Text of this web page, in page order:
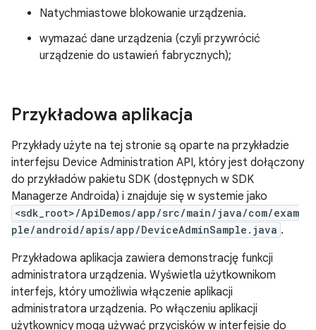
Natychmiastowe blokowanie urządzenia.
wymazać dane urządzenia (czyli przywrócić
urządzenie do ustawień fabrycznych);
Przykładowa aplikacja
Przykłady użyte na tej stronie są oparte na przykładzie
interfejsu Device Administration API, który jest dołączony
do przykładów pakietu SDK (dostępnych w SDK
Managerze Androida) i znajduje się w systemie jako
<sdk_root>/ApiDemos/app/src/main/java/com/exam
ple/android/apis/app/DeviceAdminSample.java .
Przykładowa aplikacja zawiera demonstrację funkcji
administratora urządzenia. Wyświetla użytkownikom
interfejs, który umożliwia włączenie aplikacji
administratora urządzenia. Po włączeniu aplikacji
użytkownicy mogą używać przycisków w interfejsie do